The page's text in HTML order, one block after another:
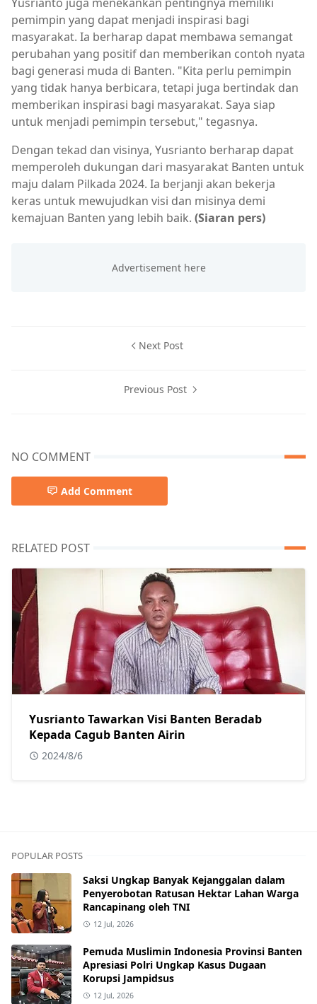
pemimpin yang dapat menjadi inspirasi bagi
masyarakat. Ia berharap dapat membawa semangat
perubahan yang positif dan memberikan contoh nyata
bagi generasi muda di Banten. "Kita perlu pemimpin
yang tidak hanya berbicara, tetapi juga bertindak dan
memberikan inspirasi bagi masyarakat. Saya siap
untuk menjadi pemimpin tersebut," tegasnya.
Dengan tekad dan visinya, Yusrianto berharap dapat
memperoleh dukungan dari masyarakat Banten untuk
maju dalam Pilkada 2024. Ia berjanji akan bekerja
keras untuk mewujudkan visi dan misinya demi
kemajuan Banten yang lebih baik. (Siaran pers)
Next Post
Previous Post
NO COMMENT
Add Comment
RELATED POST
Yusrianto Tawarkan Visi Banten Beradab
Kepada Cagub Banten Airin
2024/8/6
POPULAR POSTS
Saksi Ungkap Banyak Kejanggalan dalam
Penyerobotan Ratusan Hektar Lahan Warga
Rancapinang oleh TNI
12 Jul, 2026
Pemuda Muslimin Indonesia Provinsi Banten
Apresiasi Polri Ungkap Kasus Dugaan
Korupsi Jampidsus
12 Jul, 2026